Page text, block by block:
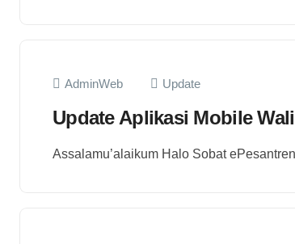
AdminWeb Update
Update Aplikasi Mobile
Assalamu’alaikum Halo Sobat